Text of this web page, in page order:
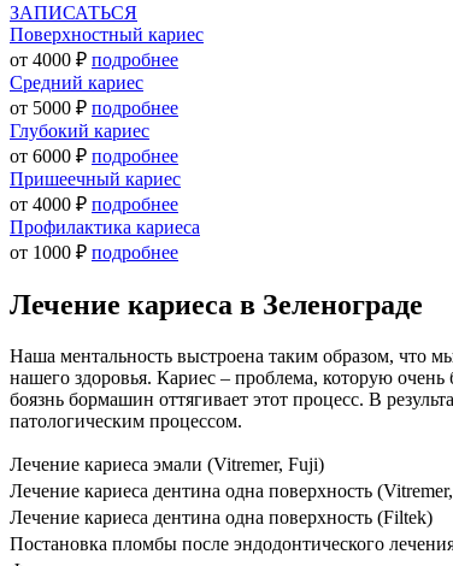
ЗАПИСАТЬСЯ
Поверхностный кариес
от 4000 ₽ подробнее
Средний кариес
от 5000 ₽ подробнее
Глубокий кариес
от 6000 ₽ подробнее
Пришеечный кариес
от 4000 ₽ подробнее
Профилактика кариеса
от 1000 ₽ подробнее
Лечение кариеса в Зеленограде
Наша ментальность выстроена таким образом, что
нашего здоровья. Кариес – проблема, которую
боязнь бормашин оттягивает этот процесс. В
патологическим процессом.
Лечение кариеса эмали (Vitremer, Fuji)
Лечение кариеса дентина одна поверхность
Лечение кариеса дентина одна поверхность (Filtek)
Постановка пломбы после эндодонтического